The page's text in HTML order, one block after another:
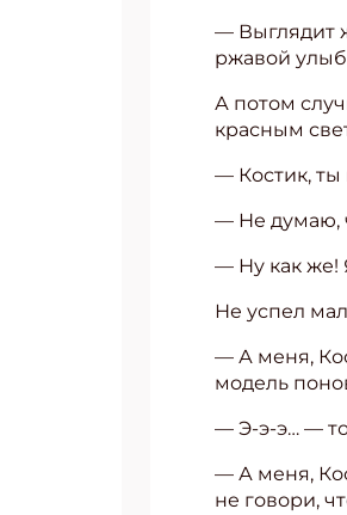
— Выглядит
ржавой
А потом
красным
— Костик,
— Не думаю,
— Ну как же!
Не успел
— А меня,
модель
— Э-э-э… —
— А меня,
не говори,